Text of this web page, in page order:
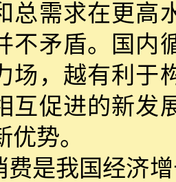
总需求在更高
不矛盾。国内
场，越有利于
互促进的新发
优势。
费是我国经济